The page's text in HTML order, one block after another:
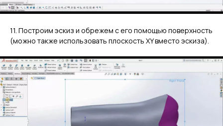
11. Построим эскиз и обрежем с его помощью поверхность
(можно также использовать плоскость XY вместо эскиза).
Услуги
ГЛАВНОЕ